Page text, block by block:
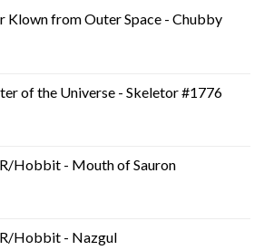
Klown from Outer Space - Chubby
of the Universe - Skeletor #1776
Hobbit - Mouth of Sauron
Hobbit - Nazgul